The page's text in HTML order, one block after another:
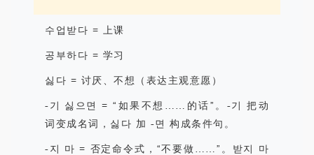
수업 받다 = 上课
공부하다 = 学习
싫다 = 讨厌、不想（表达主观意愿）
-기 싫으면 = “ 如果不想 的话” 。 -기
把动
词变成名词，싫다 加 -면 构成条件句。
-지 마 = 否定命令式， “不要做 ……” 。받지 마